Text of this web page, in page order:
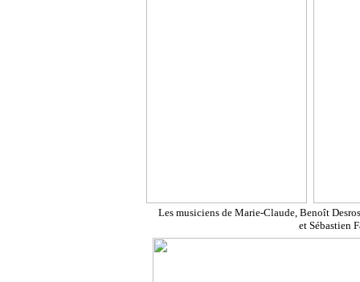
Les musiciens de Marie-Claude, Benoît
et Sébastien